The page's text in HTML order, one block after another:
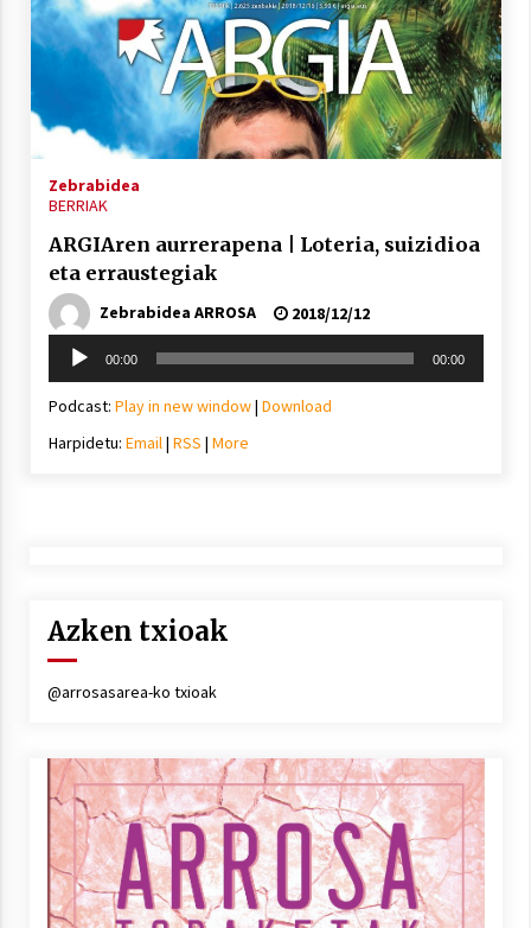
Zebrabidea
BERRIAK
ARGIAren aurrerapena | Loteria, suizidioa
eta erraustegiak
Zebrabidea ARROSA
2018/12/12
Soinu
erreproduzigailua
00:00 00:00
Podcast: Play in new window| Download
Harpidetu: Email| RSS | More
Azken txioak
@arrosasarea-ko txioak